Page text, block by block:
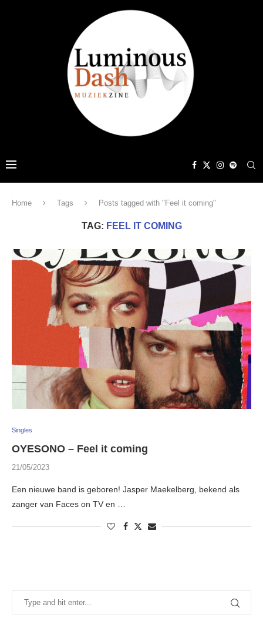
Home Tags Posts tagged with "Feel it coming"
TAG: FEEL IT COMING
Singles
OYESONO – Feel it coming
21/05/2023
Een nieuwe band is geboren! Jasper Maekelberg, bekend als
zanger van Faces on TV en …